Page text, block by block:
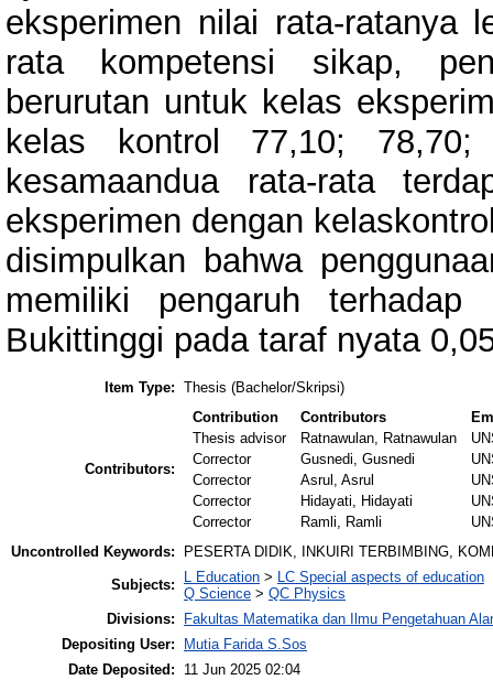
eksperimen nilai rata-ratanya
rata kompetensi sikap,
berurutan untuk kelas
kelas kontrol 77,10;
kesamaandua rata-rata
eksperimen dengan
disimpulkan bahwa
memiliki pengaruh
Bukittinggi pada taraf nyata
Item Type: Thesis (Bachelor/Skripsi)
Contributors:
Contribution Contributors
Thesis advisor
Ratnawulan, Ratnawulan
Corrector
Gusnedi, Gusnedi
Corrector
Asrul, Asrul
Corrector
Hidayati, Hidayati
Corrector
Ramli, Ramli
Uncontrolled Keywords:
PESERTA DIDIK, INKUIRI TERBIMBING,
Subjects:
L Education > LC Special aspects of education
Q Science > QC Physics
Divisions:
Fakultas Matematika dan Ilmu Pengetahuan
Depositing User:
Mutia Farida S.Sos
Date Deposited:
11 Jun 2025 02:04